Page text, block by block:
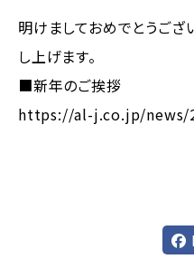
明けましておめでとうござ
し上げます。
■新年のご挨拶
https://al-j.co.jp/news/